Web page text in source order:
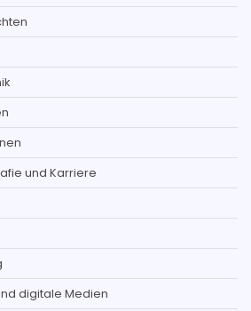
und Karriere
digitale Medien